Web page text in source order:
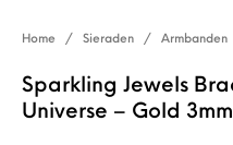
Home / Sieraden / Armbanden
Sparkling Jewels
Universe – Gold 3mm